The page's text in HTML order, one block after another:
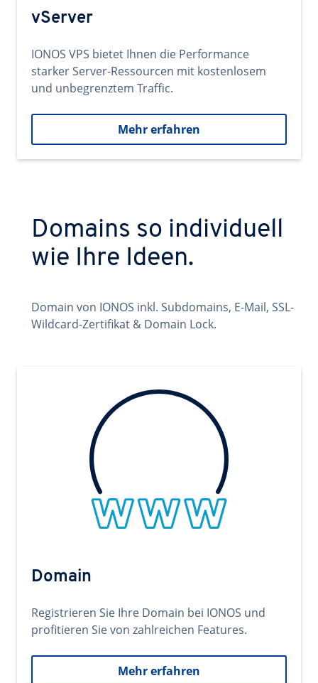
vServer
IONOS VPS bietet Ihnen die Performance
starker Server-Ressourcen mit kostenlosem
und unbegrenztem Traffic.
Mehr erfahren
Domains so individuell
wie Ihre Ideen.
Domain von IONOS inkl. Subdomains, E-Mail, SSL-
Wildcard-Zertifikat & Domain Lock.
Domain
Registrieren Sie Ihre Domain bei IONOS und
profitieren Sie von zahlreichen Features.
Mehr erfahren